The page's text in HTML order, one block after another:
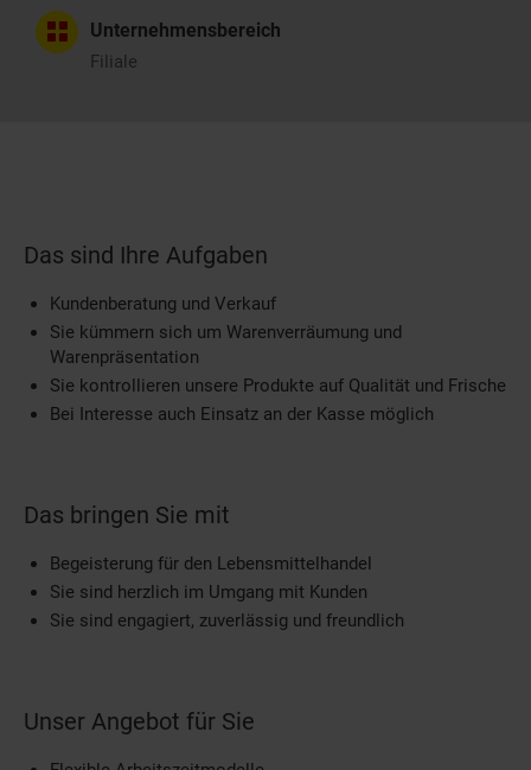
Unternehmensbereich
Filiale
Das sind Ihre Aufgaben
Kundenberatung und Verkauf
Sie kümmern sich um Warenverräumung und
Warenpräsentation
Sie kontrollieren unsere Produkte auf Qualität und Frische
Bei Interesse auch Einsatz an der Kasse möglich
Das bringen Sie mit
Begeisterung für den Lebensmittelhandel
Sie sind herzlich im Umgang mit Kunden
Sie sind engagiert, zuverlässig und freundlich
Unser Angebot für Sie